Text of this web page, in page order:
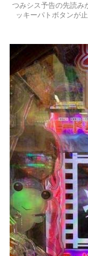
つみシス予告の先読
ッキーパトボタンが